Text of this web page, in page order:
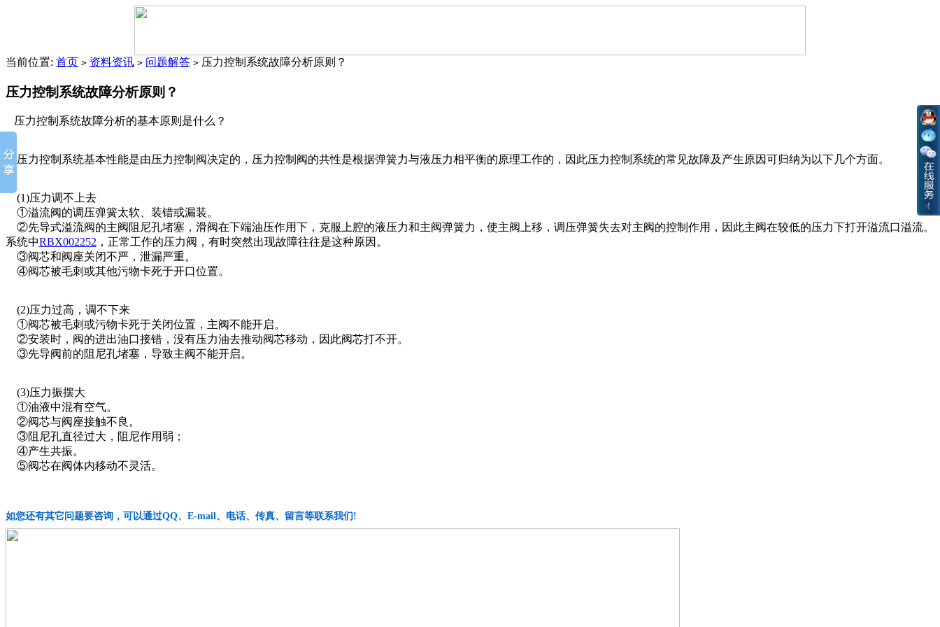
当前位置: 首页 > 资料资讯 > 问题解答 > 压力控制系统故障分析原则？
压力控制系统故障分析原则？
压力控制系统故障分析的基本原则是什么？
压力控制系统基本性能是由压力控制阀决定的，压力控制阀的共性是根据弹簧力与液压力相平衡的原理工作的，因此压力控制系统的常见故障及产生原因可归纳为以下几个方面。
(1)压力调不上去
①溢流阀的调压弹簧太软、装错或漏装。
②先导式溢流阀的主阀阻尼孔堵塞，滑阀在下端油压作用下，克服上腔的液压力和主阀弹簧力，使主阀上移，调压弹簧失去对主阀的控制作用，因此主阀在较低的压力下打开溢流口溢流。
系统中RBX002252 ，正常工作的压力阀，有时突然出现故障往往是这种原因。
③阀芯和阀座关闭不严，泄漏严重。
④阀芯被毛刺或其他污物卡死于开口位置。
(2)压力过高，调不下来
①阀芯被毛刺或污物卡死于关闭位置，主阀不能开启。
②安装时，阀的进出油口接错，没有压力油去推动阀芯移动，因此阀芯打不开。
③先导阀前的阻尼孔堵塞，导致主阀不能开启。
(3)压力振摆大
①油液中混有空气。
②阀芯与阀座接触不良。
③阻尼孔直径过大，阻尼作用弱；
④产生共振。
⑤阀芯在阀体内移动不灵活。
如您还有其它问题要咨询，可以通过QQ、E-mail、电话、传真、留言等联系我们!